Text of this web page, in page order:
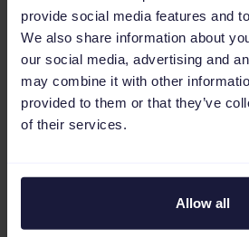
provide social media features and
We also share information about
our social media, advertising and
may combine it with other
provided to them or that they’ve
of their services.
Allow all
Italienische Verbraucher
Erwartungen an den
dabei jedoch in der Regel
haben kein Problem damit,
Bestellungen zu warten.
einfache Lösungen für
anzubieten, insbesondere